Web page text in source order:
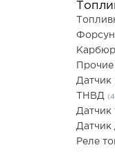
Датчик
ТНВД
Датчик
Датчик
Реле